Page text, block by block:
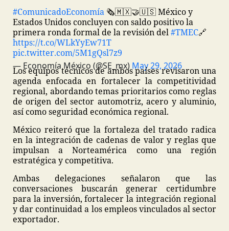
#ComunicadoEconomía🗞️🇲🇽🤝🇺🇸 México y
Estados Unidos concluyen con saldo positivo la
primera ronda formal de la revisión del#TMEC🔗
https://t.co/WLkYyEw71T
pic.twitter.com/5M1gQsl7z9
— Economía México (@SE_mx) May 29, 2026
Los equipos técnicos de ambos países revisaron una
agenda enfocada en fortalecer la competitividad
regional, abordando temas prioritarios como reglas
de origen del sector automotriz, acero y aluminio,
así como seguridad económica regional.
México reiteró que la fortaleza del tratado radica
en la integración de cadenas de valor y reglas que
impulsan a Norteamérica como una región
estratégica y competitiva.
Ambas delegaciones señalaron que las
conversaciones buscarán generar certidumbre
para la inversión, fortalecer la integración regional
y dar continuidad a los empleos vinculados al sector
exportador.